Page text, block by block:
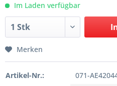
Im Laden verfügbar
Merken
Artikel-Nr.:
071-